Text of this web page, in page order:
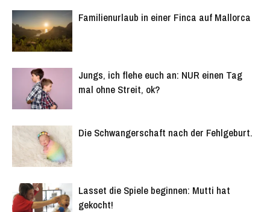
Familienurlaub in einer Finca auf Mallorca
Jungs, ich flehe euch an: NUR einen Tag
mal ohne Streit, ok?
Die Schwangerschaft nach der Fehlgeburt.
Lasset die Spiele beginnen: Mutti hat
gekocht!